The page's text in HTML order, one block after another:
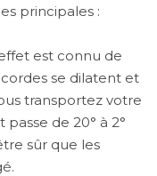
principales :
est connu de
se dilatent et
transportez votre
de 20° à 2°
sûr que les